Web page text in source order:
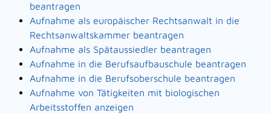
beantragen
Aufnahme als europäischer Rechtsanwalt in die
Rechtsanwaltskammer beantragen
Aufnahme als Spätaussiedler beantragen
Aufnahme in die Berufsaufbauschule beantragen
Aufnahme in die Berufsoberschule beantragen
Aufnahme von Tätigkeiten mit biologischen
Arbeitsstoffen anzeigen